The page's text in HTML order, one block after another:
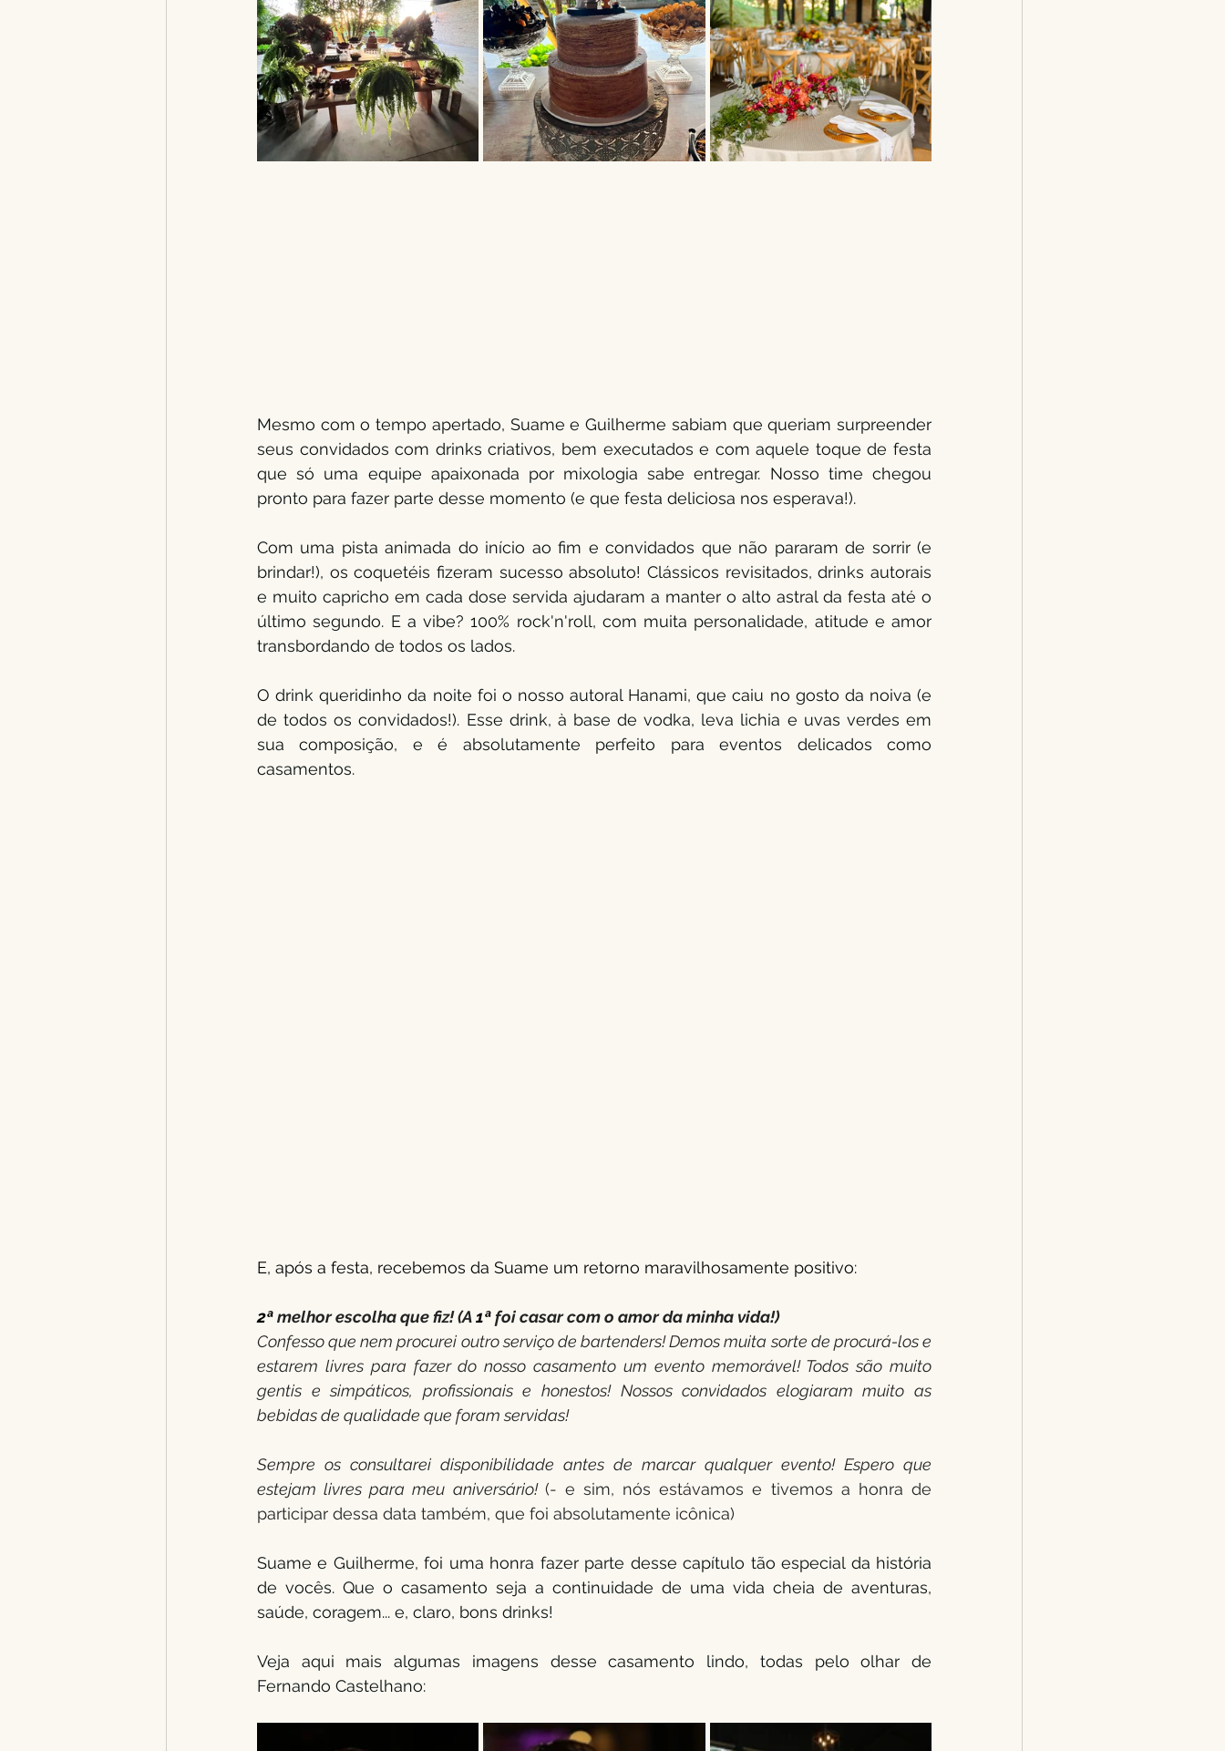
Mesmo com o tempo apertado, Suame e Guilherme sabiam que queriam surpreender
seus convidados com drinks criativos, bem executados e com aquele toque de festa
que só uma equipe apaixonada por mixologia sabe entregar. Nosso time chegou
pronto para fazer parte desse momento (e que festa deliciosa nos esperava!).
Com uma pista animada do início ao fim e convidados que não pararam de sorrir (e
brindar!), os coquetéis fizeram sucesso absoluto! Clássicos revisitados, drinks autorais
e muito capricho em cada dose servida ajudaram a manter o alto astral da festa até o
último segundo. E a vibe? 100% rock'n'roll, com muita personalidade, atitude e amor
transbordando de todos os lados.
O drink queridinho da noite foi o nosso autoral Hanami, que caiu no gosto da noiva (e
de todos os convidados!). Esse drink, à base de vodka, leva lichia e uvas verdes em
sua composição, e é absolutamente perfeito para eventos delicados como
casamentos.
E, após a festa, recebemos da Suame um retorno maravilhosamente positivo:
2ª melhor escolha que fiz! (A 1ª foi casar com o amor da minha vida!)
Confesso que nem procurei outro serviço de bartenders! Demos muita sorte de procurá-los e
estarem livres para fazer do nosso casamento um evento memorável! Todos são muito
gentis e simpáticos, profissionais e honestos! Nossos convidados elogiaram muito as
bebidas de qualidade que foram servidas!
Sempre os consultarei disponibilidade antes de marcar qualquer evento! Espero que
estejam livres para meu aniversário! (- e sim, nós estávamos e tivemos a honra de
participar dessa data também, que foi absolutamente icônica)
Suame e Guilherme, foi uma honra fazer parte desse capítulo tão especial da história
de vocês. Que o casamento seja a continuidade de uma vida cheia de aventuras,
saúde, coragem... e, claro, bons drinks!
Veja aqui mais algumas imagens desse casamento lindo, todas pelo olhar de
Fernando Castelhano: